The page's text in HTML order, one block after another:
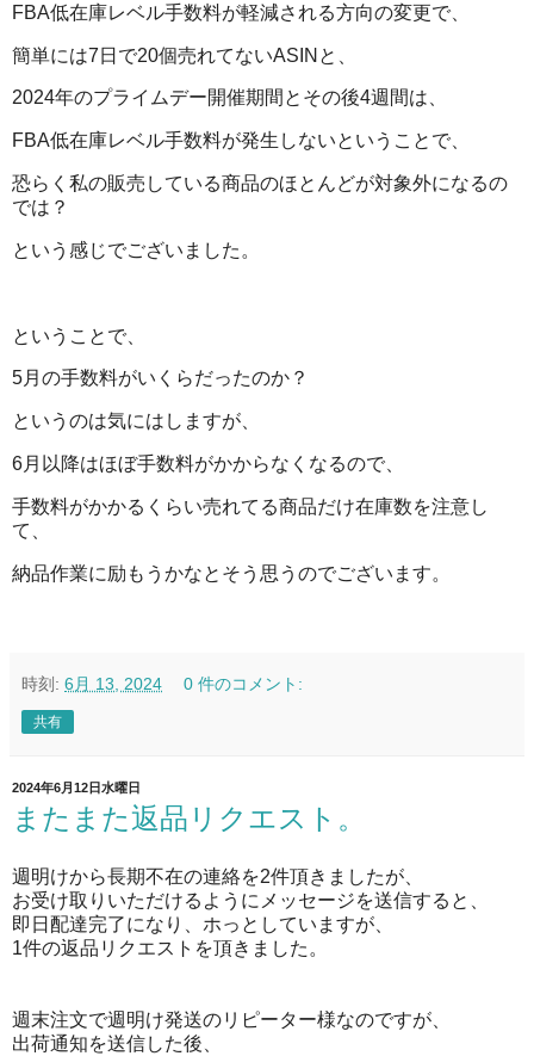
FBA低在庫レベル手数料が軽減される方向の変更で、
簡単には7日で20個売れてないASINと、
2024年のプライムデー開催期間とその後4週間は、
FBA低在庫レベル手数料が発生しないということで、
恐らく私の販売している商品のほとんどが対象外になるの
では？
という感じでございました。
ということで、
5月の手数料がいくらだったのか？
というのは気にはしますが、
6月以降はほぼ手数料がかからなくなるので、
手数料がかかるくらい売れてる商品だけ在庫数を注意し
て、
納品作業に励もうかなとそう思うのでございます。
時刻: 6月 13, 2024 0 件のコメント:
共有
2024年6月12日水曜日
またまた返品リクエスト。
週明けから長期不在の連絡を2件頂きましたが、
お受け取りいただけるようにメッセージを送信すると、
即日配達完了になり、ホっとしていますが、
1件の返品リクエストを頂きました。
週末注文で週明け発送のリピーター様なのですが、
出荷通知を送信した後、